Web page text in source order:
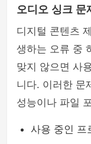
오디오 싱크 문
디지털 콘텐츠
생하는 오류 중
맞지 않으면 사
니다. 이러한 문
성능이나 파일
사용 중인 프